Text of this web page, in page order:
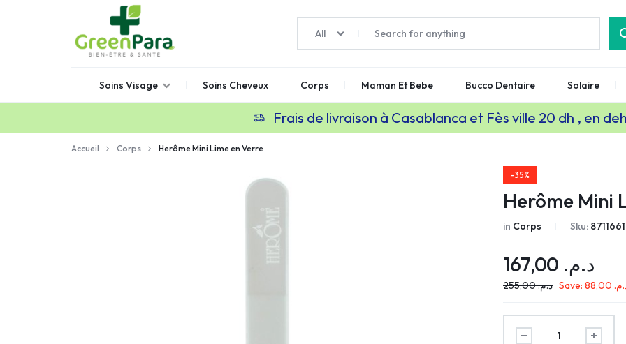
GREENPARA
Parapharmacie
Maroc
All
Soins Visage Soins Cheveux Corps Maman Et Bebe Bucco Dentaire Solaire
Frais de livraison à Casablanca et Fès ville 20 dh , en
Accueil Corps Herôme Mini Lime en Verre
-35%
Herôme Mini
in Corps Sku:
د.م.
د.م.255,00 Save: 88,00